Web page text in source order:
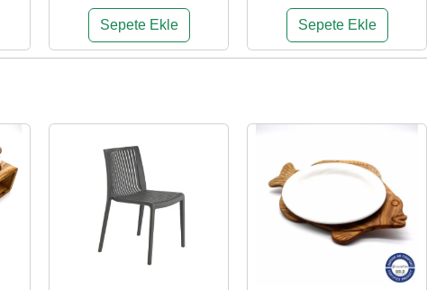
Sepete Ekle Sepete Ekle